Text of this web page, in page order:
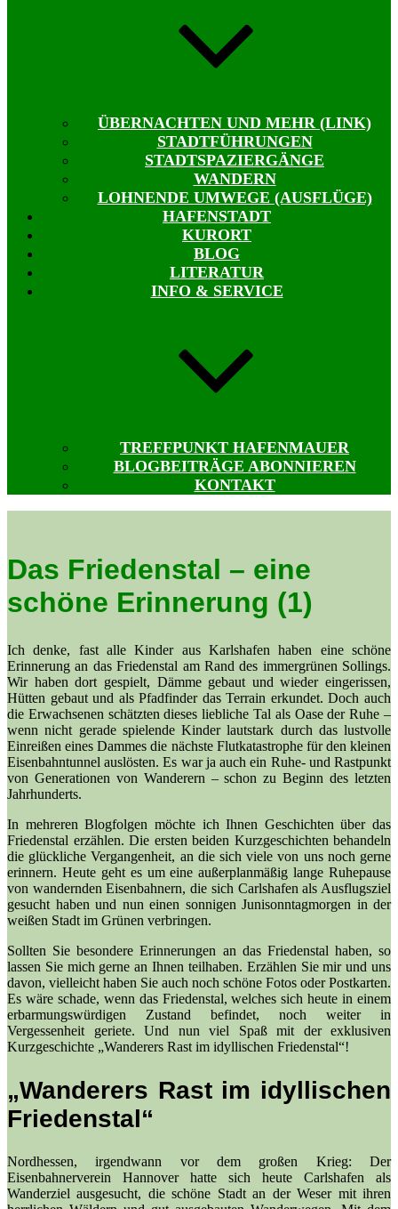
ÜBERNACHTEN UND MEHR (LINK)
STADTFÜHRUNGEN
STADTSPAZIERGÄNGE
WANDERN
LOHNENDE UMWEGE (AUSFLÜGE)
HAFENSTADT
KURORT
BLOG
LITERATUR
INFO & SERVICE
TREFFPUNKT HAFENMAUER
BLOGBEITRÄGE ABONNIEREN
KONTAKT
Das Friedenstal – eine
schöne Erinnerung (1)
Ich denke, fast alle Kinder aus Karlshafen haben eine schöne
Erinnerung an das Friedenstal am Rand des immergrünen Sollings.
Wir haben dort gespielt, Dämme gebaut und wieder eingerissen,
Hütten gebaut und als Pfadfinder das Terrain erkundet. Doch auch
die Erwachsenen schätzten dieses liebliche Tal als Oase der Ruhe –
wenn nicht gerade spielende Kinder lautstark durch das lustvolle
Einreißen eines Dammes die nächste Flutkatastrophe für den kleinen
Eisenbahntunnel auslösten. Es war ja auch ein Ruhe- und Rastpunkt
von Generationen von Wanderern – schon zu Beginn des letzten
Jahrhunderts.
In mehreren Blogfolgen möchte ich Ihnen Geschichten über das
Friedenstal erzählen. Die ersten beiden Kurzgeschichten behandeln
die glückliche Vergangenheit, an die sich viele von uns noch gerne
erinnern. Heute geht es um eine außerplanmäßig lange Ruhepause
von wandernden Eisenbahnern, die sich Carlshafen als Ausflugsziel
gesucht haben und nun einen sonnigen Junisonntagmorgen in der
weißen Stadt im Grünen verbringen.
Sollten Sie besondere Erinnerungen an das Friedenstal haben, so
lassen Sie mich gerne an Ihnen teilhaben. Erzählen Sie mir und uns
davon, vielleicht haben Sie auch noch schöne Fotos oder Postkarten.
Es wäre schade, wenn das Friedenstal, welches sich heute in einem
erbarmungswürdigen Zustand befindet, noch weiter in
Vergessenheit geriete. Und nun viel Spaß mit der exklusiven
Kurzgeschichte „Wanderers Rast im idyllischen Friedenstal“!
„Wanderers Rast im idyllischen
Friedenstal“
Nordhessen, irgendwann vor dem großen Krieg: Der
Eisenbahnerverein Hannover hatte sich heute Carlshafen als
Wanderziel ausgesucht, die schöne Stadt an der Weser mit ihren